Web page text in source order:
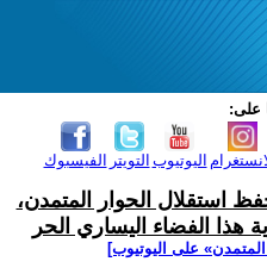
على:
الفيسبوك التويتر اليوتيوب
استقلال الحوار المتمدن،
هذا الفضاء اليساري الحر
على اليوتيوب]